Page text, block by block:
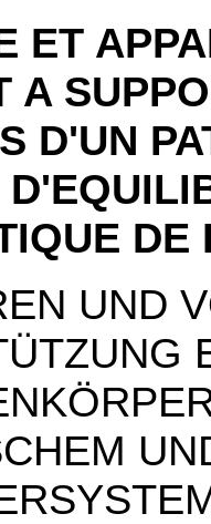
ET
A
D'UN
DE
UND